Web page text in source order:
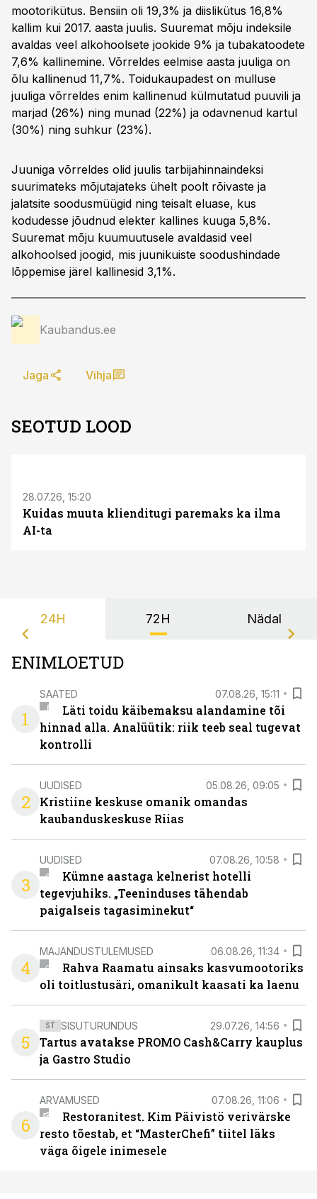
mootorikütus. Bensiin oli 19,3% ja diislikütus 16,8%
kallim kui 2017. aasta juulis. Suuremat mõju indeksile
avaldas veel alkohoolsete jookide 9% ja tubakatoodete
7,6% kallinemine. Võrreldes eelmise aasta juuliga on
õlu kallinenud 11,7%. Toidukaupadest on mulluse
juuliga võrreldes enim kallinenud külmutatud puuvili ja
marjad (26%) ning munad (22%) ja odavnenud kartul
(30%) ning suhkur (23%).
Juuniga võrreldes olid juulis tarbijahinnaindeksi
suurimateks mõjutajateks ühelt poolt rõivaste ja
jalatsite soodusmüügid ning teisalt eluase, kus
kodudesse jõudnud elekter kallines kuuga 5,8%.
Suuremat mõju kuumuutusele avaldasid veel
alkohoolsed joogid, mis juunikuiste soodushindade
lõppemise järel kallinesid 3,1%.
Kaubandus.ee
Jaga Vihja
SEOTUD LOOD
28.07.26, 15:20
Kuidas muuta klienditugi paremaks ka ilma
AI-ta
24H 72H Nädal
ENIMLOETUD
1
SAATED 07.08.26, 15:11
Läti toidu käibemaksu alandamine tõi
hinnad alla. Analüütik: riik teeb seal tugevat
kontrolli
2
UUDISED 05.08.26, 09:05
Kristiine keskuse omanik omandas
kaubanduskeskuse Riias
3
UUDISED 07.08.26, 10:58
Kümne aastaga kelnerist hotelli
tegevjuhiks. „Teeninduses tähendab
paigalseis tagasiminekut“
4
MAJANDUSTULEMUSED 06.08.26, 11:34
Rahva Raamatu ainsaks kasvumootoriks
oli toitlustusäri, omanikult kaasati ka laenu
5
ST SISUTURUNDUS 29.07.26, 14:56
Tartus avatakse PROMO Cash&Carry kauplus
ja Gastro Studio
6
ARVAMUSED 07.08.26, 11:06
Restoranitest. Kim Päivistö verivärske
resto tõestab, et “MasterChefi” tiitel läks
väga õigele inimesele